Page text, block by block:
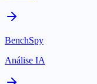
BenchSpy
Análise IA